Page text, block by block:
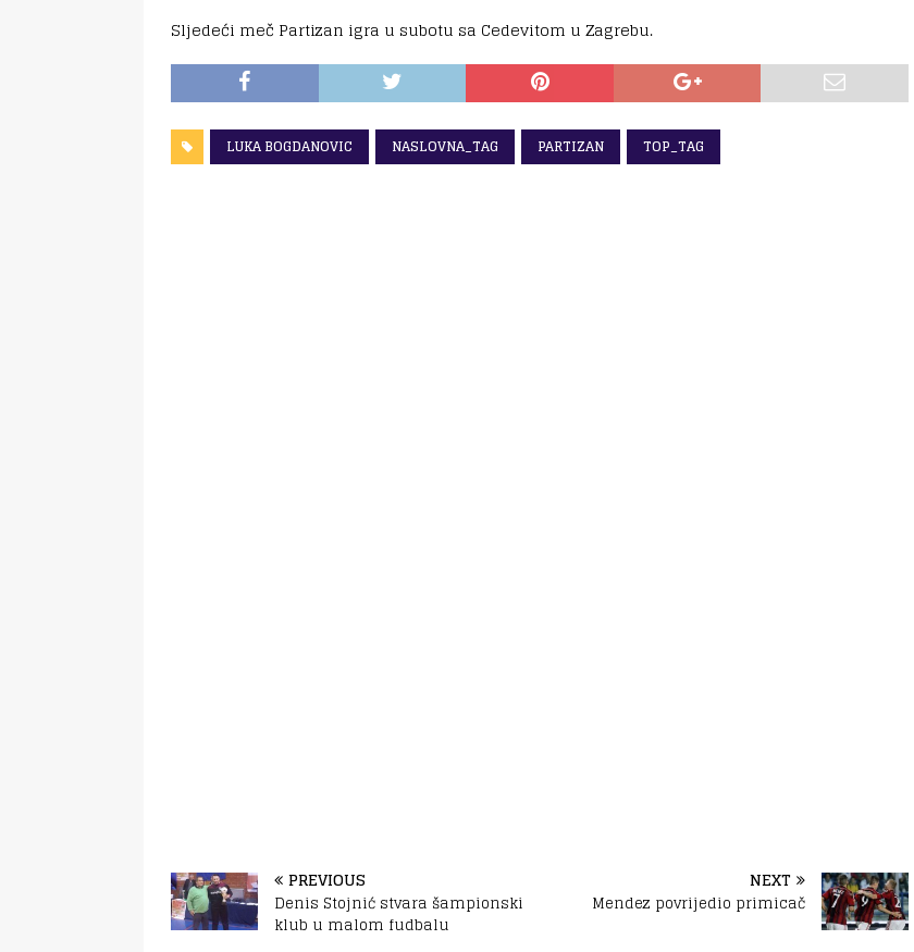
Sljedeći meč Partizan igra u subotu sa Cedevitom u Zagrebu.
LUKA BOGDANOVIC NASLOVNA_TAG PARTIZAN TOP_TAG
PREVIOUS
Denis Stojnić stvara šampionski
klub u malom fudbalu
NEXT
Mendez povrijedio primicač